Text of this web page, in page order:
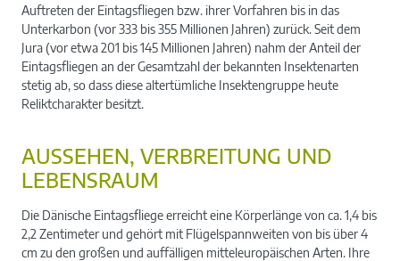
Auftreten der Eintagsfliegen bzw. ihrer Vorfahren bis in das
Unterkarbon (vor 333 bis 355 Millionen Jahren) zurück. Seit dem
Jura (vor etwa 201 bis 145 Millionen Jahren) nahm der Anteil der
Eintagsfliegen an der Gesamtzahl der bekannten Insektenarten
stetig ab, so dass diese altertümliche Insektengruppe heute
Reliktcharakter besitzt.
AUSSEHEN, VERBREITUNG UND
LEBENSRAUM
Die Dänische Eintagsfliege erreicht eine Körperlänge von ca. 1,4 bis
2,2 Zentimeter und gehört mit Flügelspannweiten von bis über 4
cm zu den großen und auffälligen mitteleuropäischen Arten. Ihre